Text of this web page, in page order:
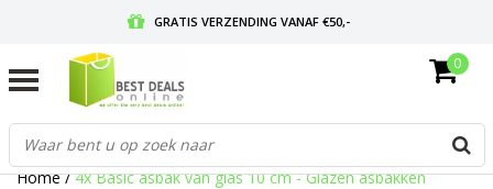
GRATIS VERZENDING VANAF €50,-
GRATIS RETOURNEREN EN 30 DAGEN BEDENKTIJD
0
Home/4x Basic asbak van glas 10 cm - Glazen asbakken